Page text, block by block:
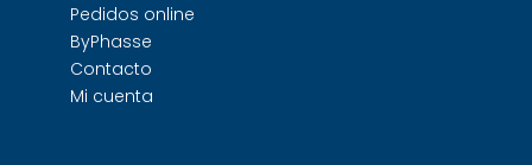
Pedidos online
ByPhasse
Contacto
Mi cuenta